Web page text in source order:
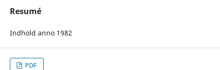
Resumé
Indhold anno 1982
PDF